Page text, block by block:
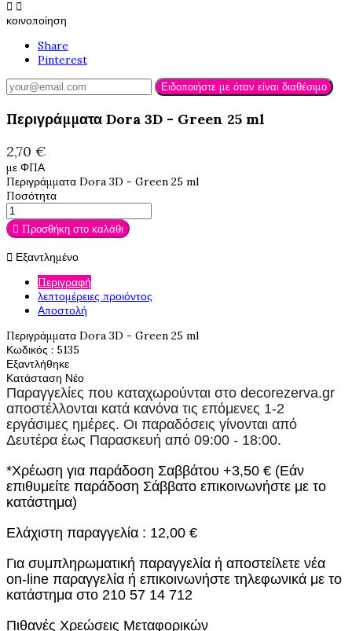
 
κοινοποίηση
Share
Pinterest
Ειδοποιήστε με όταν είναι διαθέσιμο
Περιγράμματα Dora 3D - Green 25 ml
2,70 €
με ΦΠΑ
Περιγράμματα Dora 3D - Green 25 ml
Ποσότητα
 Προσθήκη στο καλάθι
 Εξαντλημένο
Περιγραφή
λεπτομέρειες προιόντος
Αποστολή
Περιγράμματα Dora 3D - Green 25 ml
Κωδικός : 5135
Εξαντλήθηκε
Κατάσταση Νέο
Παραγγελίες που καταχωρούνται στο decorezerva.gr
αποστέλλονται κατά κανόνα τις επόμενες 1-2
εργάσιμες ημέρες. Οι παραδόσεις γίνονται από
Δευτέρα έως Παρασκευή από 09:00 - 18:00.
*Χρέωση για παράδοση Σαββάτου +3,50 € (Εάν
επιθυμείτε παράδοση Σάββατο επικοινωνήστε με το
κατάστημα)
Ελάχιστη παραγγελία : 12,00 €
Για συμπληρωματική παραγγελία ή αποστείλετε νέα
on-line παραγγελία ή επικοινωνήστε τηλεφωνικά με το
κατάστημα στο 210 57 14 712
Πιθανές Χρεώσεις Μεταφορικών